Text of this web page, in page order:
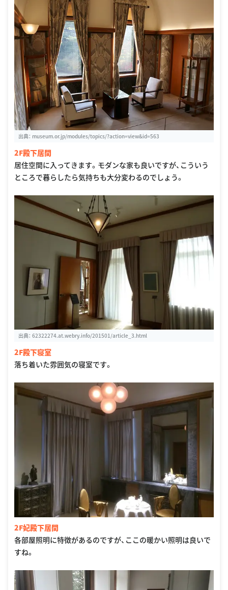
出典： museum.or.jp/modules/topics/?action=view&id=563
2F殿下居間
居住空間に入ってきます。モダンな家も良いですが、こういう
ところで暮らしたら気持ちも大分変わるのでしょう。
出典： 62322274.at.webry.info/201501/article_3.html
2F殿下寝室
落ち着いた雰囲気の寝室です。
2F妃殿下居間
各部屋照明に特徴があるのですが、ここの暖かい照明は良いで
すね。